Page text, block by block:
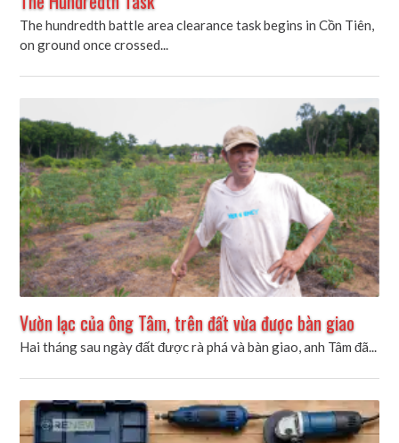
The hundredth battle area clearance task begins in Cồn Tiên,
on ground once crossed...
Vườn lạc của ông Tâm, trên đất vừa được bàn giao
Hai tháng sau ngày đất được rà phá và bàn giao, anh Tâm đã...